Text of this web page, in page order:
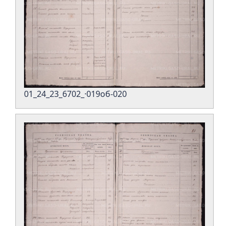
01_24_23_6702_·019об-020